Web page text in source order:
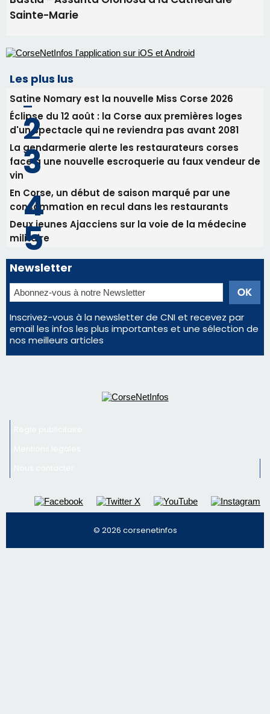
Sainte-Marie
Les plus lus
Satine Nomary est la nouvelle Miss Corse 2026
Éclipse du 12 août : la Corse aux premières loges
d'un spectacle qui ne reviendra pas avant 2081
La gendarmerie alerte les restaurateurs corses
face à une nouvelle escroquerie au faux vendeur de
vin
En Corse, un début de saison marqué par une
consommation en recul dans les restaurants
Deux jeunes Ajacciens sur la voie de la médecine
militaire
Newsletter
Inscrivez-vous à la newsletter de CNI et recevez par
email les infos les plus importantes et une sélection de
nos meilleurs articles
© 2026 corsenetinfos